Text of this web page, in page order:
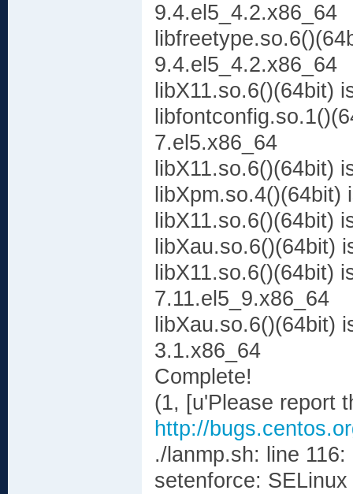
9.4.el5_4.2.x86_64
9.4.el5_4.2.x86_64
libX11.so.6()(64bit)
7.el5.x86_64
libX11.so.6()(64bit)
libX11.so.6()(64bit)
libXau.so.6()(64bit)
libX11.so.6()(64bit)
7.11.el5_9.x86_64
libXau.so.6()(64bit)
3.1.x86_64
Complete!
(1, [u'Please report
http://
./lanmp.sh: line
setenforce: